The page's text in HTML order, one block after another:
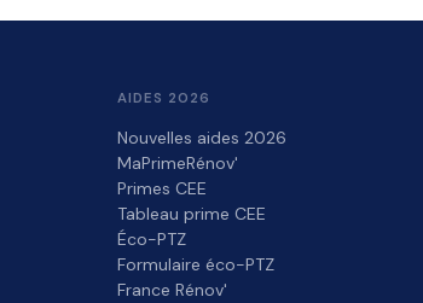
AIDES 2026
Nouvelles aides 2026
MaPrimeRénov'
Primes CEE
Tableau prime CEE
Éco-PTZ
Formulaire éco-PTZ
France Rénov'